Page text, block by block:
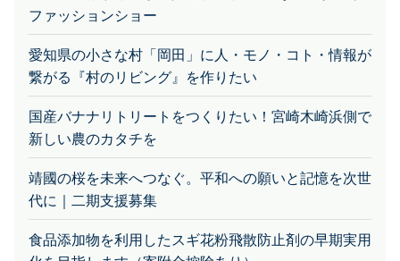
愛知県の小さな村「岡田」に人・モノ・コト・情報が
繋がる『村のリビング』を作りたい
国産バナナリトリートをつくりたい！宮崎木崎浜側で
新しい農のカタチを
靖國の桜を未来へつなぐ。平和への願いと記憶を次世
代に｜二期支援募集
食品添加物を利用したスギ花粉飛散防止剤の早期実用
化を目指します（寄附金控除あり）